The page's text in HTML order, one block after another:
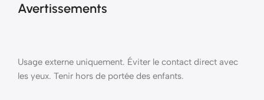
Avertissements
Usage externe uniquement. Éviter le contact direct avec
les yeux. Tenir hors de portée des enfants.